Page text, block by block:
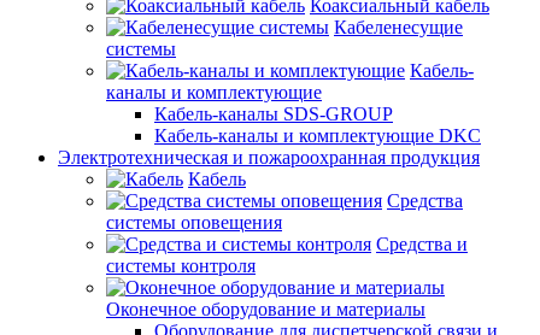
Коаксиальный кабель
Кабеленесущие
системы
Кабель-
каналы и комплектующие
Кабель-каналы SDS-GROUP
Кабель-каналы и комплектующие DKC
Электротехническая и пожароохранная продукция
Кабель
Средства
системы оповещения
Средства и
системы контроля
Оконечное оборудование и материалы
Оборудование для диспетчерской связи и